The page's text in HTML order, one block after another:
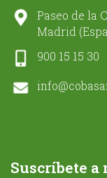
Paseo de la
Madrid
900 15 15 30
Suscríbete